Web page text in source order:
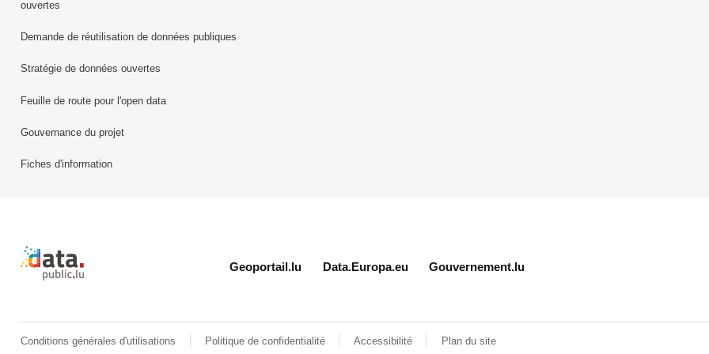
ouvertes
Demande de réutilisation de données publiques
Stratégie de données ouvertes
Feuille de route pour l'open data
Gouvernance du projet
Fiches d'information
Retour à l'accueil de data.public.lu
Geoportail.lu Data.Europa.eu Gouvernement.lu
Conditions générales d'utilisations Politique de confidentialité Accessibilité Plan du site